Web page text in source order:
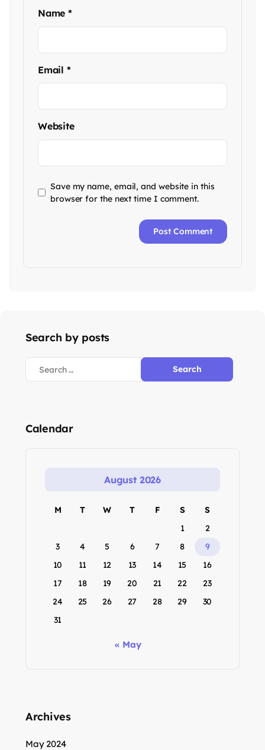
Name*
Email *
Website
Save my name, email, and website in this
browser for the next time I comment.
Search by posts
Calendar
August 2026
M T W T F S
S
1
2
3
4 5 6 7 8
9
10
11 12 13 14 15
16
17
18 19 20 21 22
23
24
25 26 27 28 29
30
31
« May
Archives
May 2024